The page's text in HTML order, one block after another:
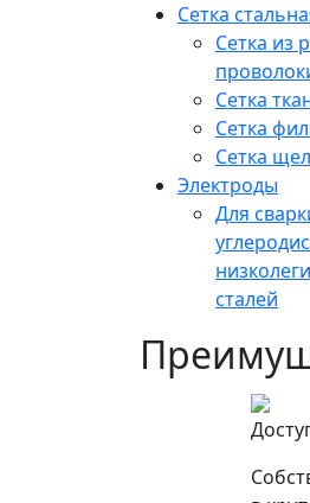
Сетка
Сетка из
Сетка
Сетка
Сетка
Электроды
Для
сталей